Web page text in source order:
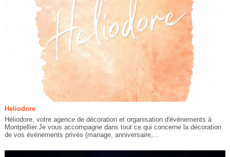
Heliodore
Héliodore, votre agence de décoration et organisation d'événements à
Montpellier.Je vous accompagne dans tout ce qui concerne la décoration
de vos événements privés (mariage, anniversaire,...